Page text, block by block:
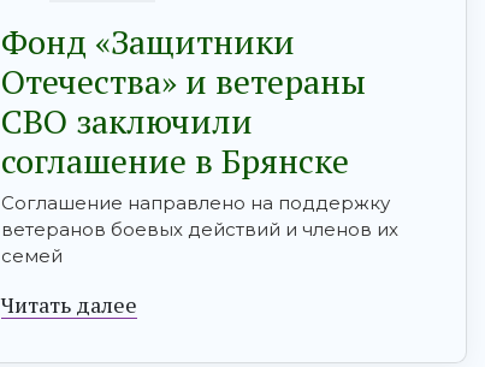
Фонд «Защитники
Отечества» и ветераны
СВО заключили
соглашение в Брянске
Соглашение направлено на поддержку
ветеранов боевых действий и членов их
семей
Читать далее